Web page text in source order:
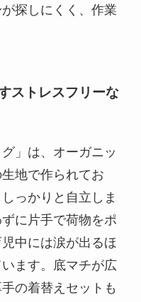
探しにくく、作業
ストレスフリーな
」は、オーガニッ
地で作られてお
っかりと自立しま
に片手で荷物をポ
中には涙が出るほ
ます。底マチが広
の着替えセットも